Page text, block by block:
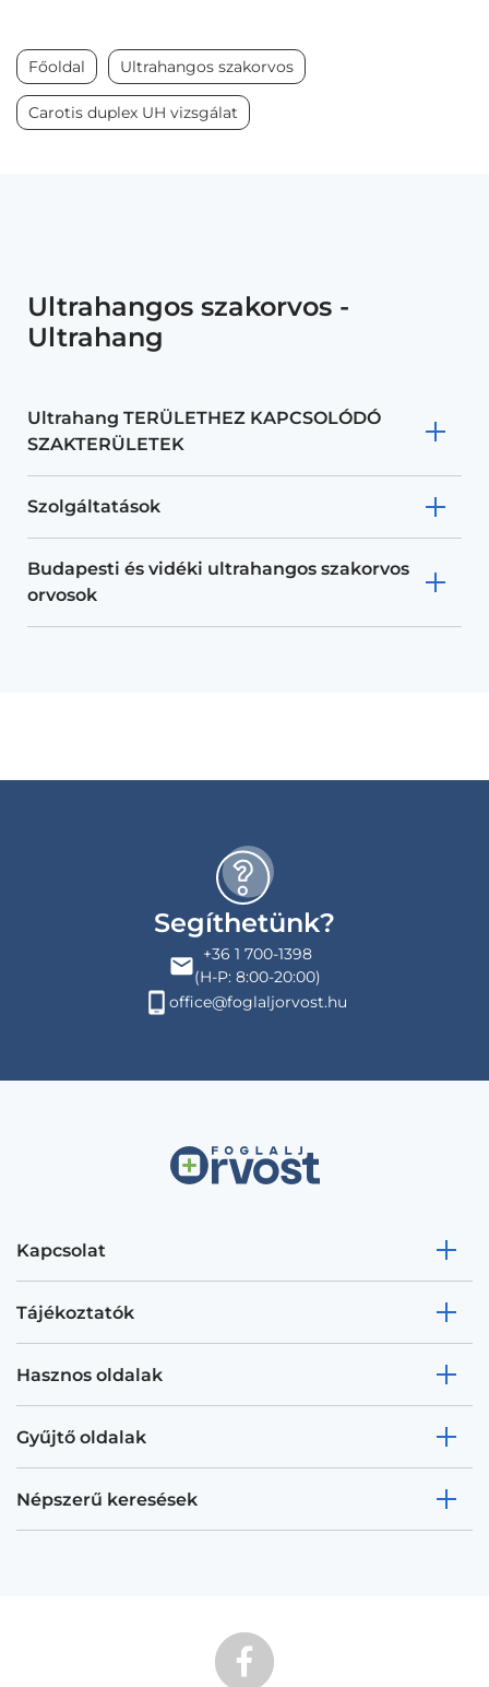
Főoldal Ultrahangos szakorvos
Carotis duplex UH vizsgálat
Ultrahangos szakorvos -
Ultrahang
Ultrahang TERÜLETHEZ KAPCSOLÓDÓ
SZAKTERÜLETEK
Szolgáltatások
Budapesti és vidéki ultrahangos szakorvos
orvosok
Segíthetünk?
+36 1 700-1398
(H-P: 8:00-20:00)
office@foglaljorvost.hu
Kapcsolat
Tájékoztatók
Hasznos oldalak
Gyűjtő oldalak
Népszerű keresések